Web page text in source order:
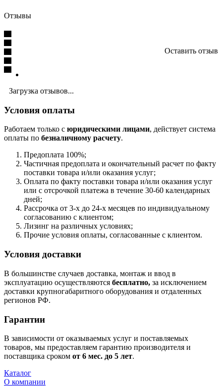
Отзывы
Оставить отзыв
Загрузка отзывов...
Условия оплаты
Работаем только с юридическими лицами, действует система
оплаты по безналичному расчету.
Предоплата 100%;
Частичная предоплата и окончательный расчет по факту
поставки товара и/или оказания услуг;
Оплата по факту поставки товара и/или оказания услуг
или с отсрочкой платежа в течение 30-60 календарных
дней;
Рассрочка от 3-х до 24-х месяцев по индивидуальному
согласованию с клиентом;
Лизинг на различных условиях;
Прочие условия оплаты, согласованные с клиентом.
Условия доставки
В большинстве случаев доставка, монтаж и ввод в
эксплуатацию осуществляются бесплатно, за исключением
доставки крупногабаритного оборудования и отдаленных
регионов РФ.
Гарантии
В зависимости от оказываемых услуг и поставляемых
товаров, мы предоставляем гарантию производителя и
поставщика сроком от 6 мес. до 5 лет.
Каталог
О компании